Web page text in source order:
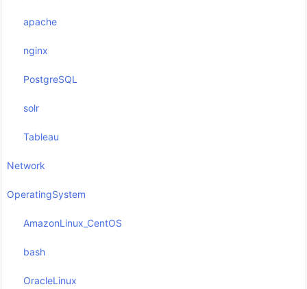
apache
nginx
PostgreSQL
solr
Tableau
Network
OperatingSystem
AmazonLinux_CentOS
bash
OracleLinux